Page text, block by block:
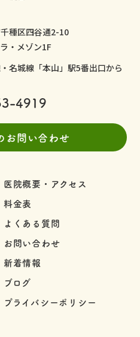
種区四谷通2-10
・メゾン1F
名城線「本山」駅5番出口から
4919
お問い合わせ
医院概要・アクセス
料金表
よくある質問
お問い合わせ
新着情報
ブログ
プライバシーポリシー